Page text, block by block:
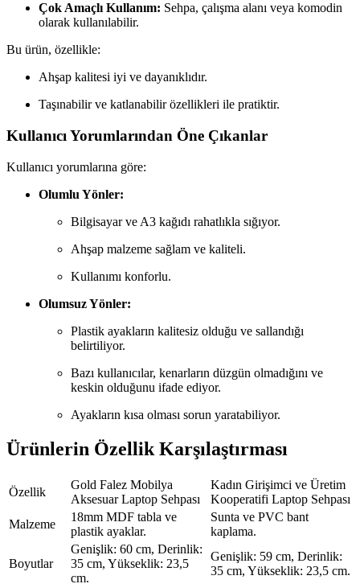
Çok Amaçlı Kullanım: Sehpa, çalışma alanı veya komodin
olarak kullanılabilir.
Bu ürün, özellikle:
Ahşap kalitesi iyi ve dayanıklıdır.
Taşınabilir ve katlanabilir özellikleri ile pratiktir.
Kullanıcı Yorumlarından Öne Çıkanlar
Kullanıcı yorumlarına göre:
Olumlu Yönler:
Bilgisayar ve A3 kağıdı rahatlıkla sığıyor.
Ahşap malzeme sağlam ve kaliteli.
Kullanımı konforlu.
Olumsuz Yönler:
Plastik ayakların kalitesiz olduğu ve sallandığı
belirtiliyor.
Bazı kullanıcılar, kenarların düzgün olmadığını ve
keskin olduğunu ifade ediyor.
Ayakların kısa olması sorun yaratabiliyor.
Ürünlerin Özellik Karşılaştırması
Özellik
Gold Falez Mobilya
Aksesuar Laptop Sehpası
Kadın Girişimci ve Üretim
Kooperatifi Laptop Sehpası
Malzeme
18mm MDF tabla ve
plastik ayaklar.
Sunta ve PVC bant
kaplama.
Boyutlar
Genişlik: 60 cm, Derinlik:
35 cm, Yükseklik: 23,5
cm.
Genişlik: 59 cm, Derinlik:
35 cm, Yükseklik: 23,5 cm.